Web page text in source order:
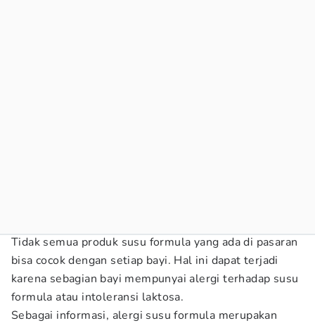
Tidak semua produk susu formula yang ada di pasaran
bisa cocok dengan setiap bayi. Hal ini dapat terjadi
karena sebagian bayi mempunyai alergi terhadap susu
formula atau intoleransi laktosa.
Sebagai informasi, alergi susu formula merupakan